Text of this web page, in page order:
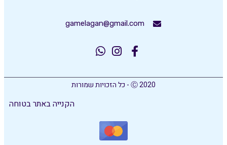
gamelagan@gmail.com
Ⓒ 2020 - כל הזכויות שמורות
הקנייה באתר בטוחה